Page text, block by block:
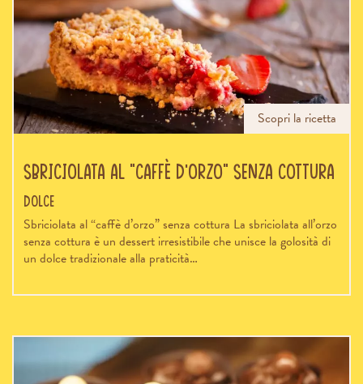
Scopri la ricetta
Sbriciolata al “caffè d’orzo” senza cottura
Dolce
Sbriciolata al “caffè d’orzo” senza cottura La sbriciolata all’orzo
senza cottura è un dessert irresistibile che unisce la golosità di
un dolce tradizionale alla praticità…